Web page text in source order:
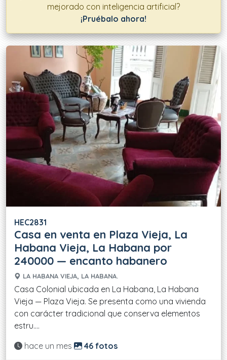
mejorado con inteligencia artificial?
¡Pruébalo ahora!
Ofertas disponibles
HEC2831
Casa en venta en Plaza Vieja, La
Habana Vieja, La Habana por
240000 — encanto habanero
LA HABANA VIEJA, LA HABANA.
Casa Colonial ubicada en La Habana, La Habana
Vieja — Plaza Vieja. Se presenta como una vivienda
con carácter tradicional que conserva elementos
estru....
Actualizado:
hace un mes 46 fotos